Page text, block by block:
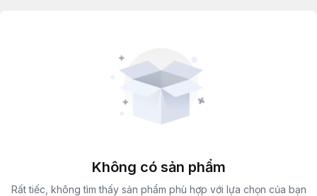
Không có sản phẩm
Rất tiếc, không tìm thấy sản phẩm phù hợp với lựa chọn của bạn